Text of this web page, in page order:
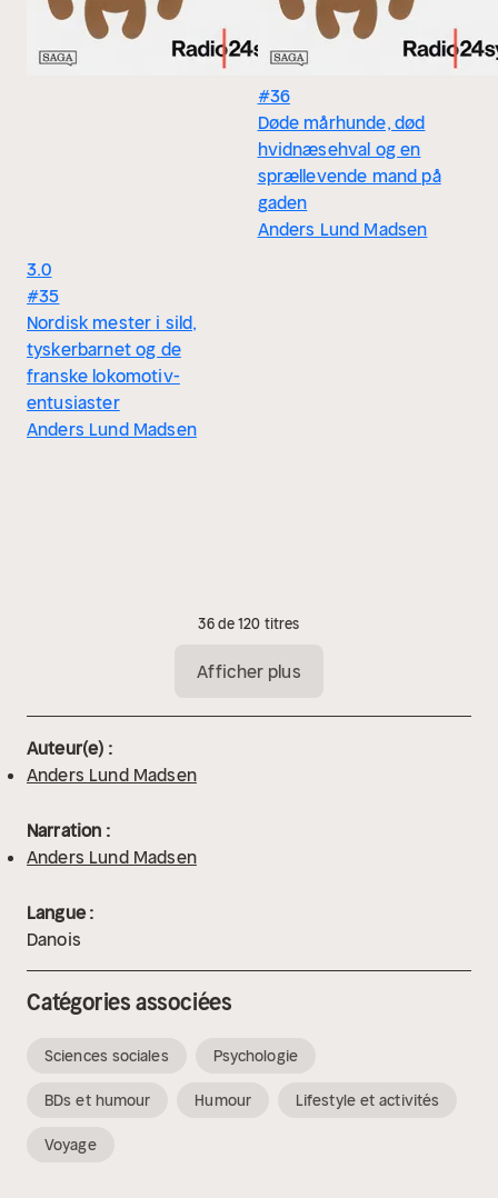
3.0
#35
Nordisk mester i sild,
tyskerbarnet og de
franske lokomotiv-
entusiaster
Anders Lund Madsen
#36
Døde mårhunde, død
hvidnæsehval og en
sprællevende mand på
gaden
Anders Lund Madsen
36 de 120 titres
Afficher plus
Auteur(e) :
Anders Lund Madsen
Narration :
Anders Lund Madsen
Langue :
Danois
Catégories associées
Sciences sociales Psychologie
BDs et humour Humour Lifestyle et activités
Voyage